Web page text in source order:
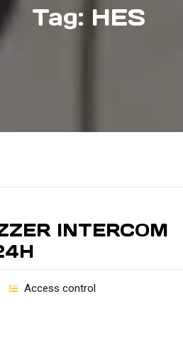
Tag: HES
INTERCOM
Access control